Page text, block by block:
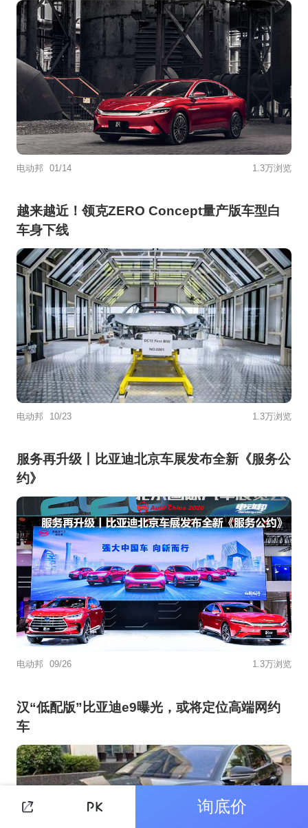
电动邦 01/14 1.3万浏览
越来越近！领克ZERO Concept量产版车型白
车身下线
电动邦 10/23 1.3万浏览
服务再升级丨比亚迪北京车展发布全新《服务公
约》
电动邦 09/26 1.3万浏览
汉“低配版”比亚迪e9曝光，或将定位高端网约
车
询底价